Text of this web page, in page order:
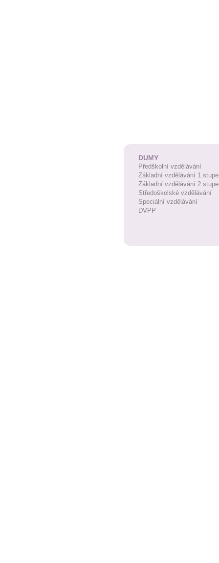
DUMY
Předškolní vzdělávání
Základní vzdělávání
Základní vzdělávání
Středoškolské vzdělávání
Speciální vzdělávání
DVPP